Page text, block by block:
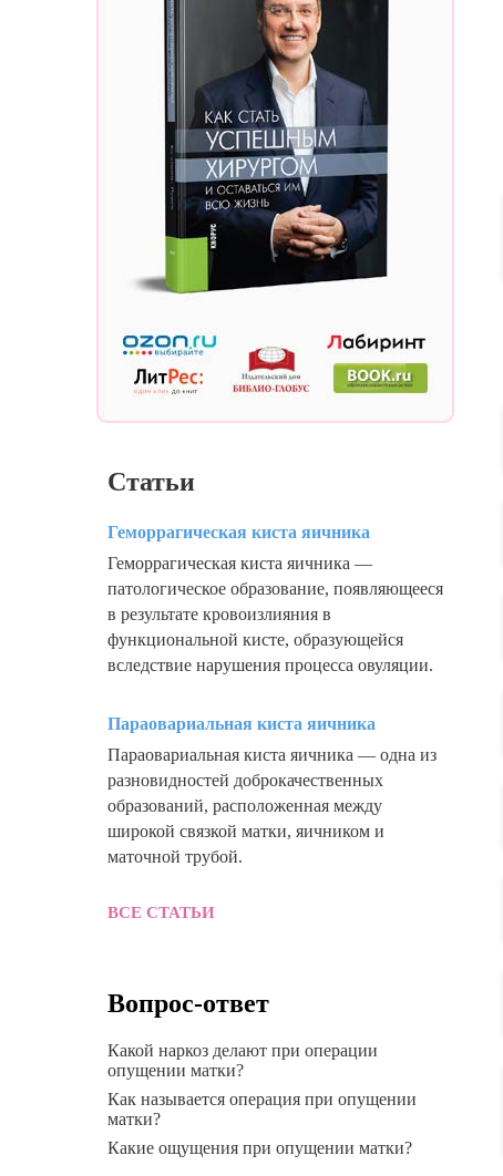
Статьи
Геморрагическая киста яичника
Геморрагическая киста яичника —
патологическое образование, появляющееся
в результате кровоизлияния в
функциональной кисте, образующейся
вследствие нарушения процесса овуляции.
Параовариальная киста яичника
Параовариальная киста яичника — одна из
разновидностей доброкачественных
образований, расположенная между
широкой связкой матки, яичником и
маточной трубой.
ВСЕ СТАТЬИ
Вопрос-ответ
Какой наркоз делают при операции
опущении матки?
Как называется операция при опущении
матки?
Какие ощущения при опущении матки?